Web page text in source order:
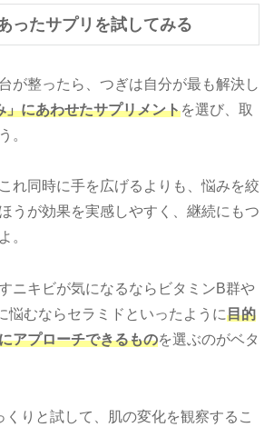
ったサプリを試してみる
が整ったら、つぎは自分が最も解決し
」にあわせたサプリメントを選び、取
。
れ同時に手を広げるよりも、悩みを絞
うが効果を実感しやすく、継続にもつ
。
ニキビが気になるならビタミンB群や
悩むならセラミドといったように目的
アプローチできるものを選ぶのがベタ
くりと試して、肌の変化を観察するこ